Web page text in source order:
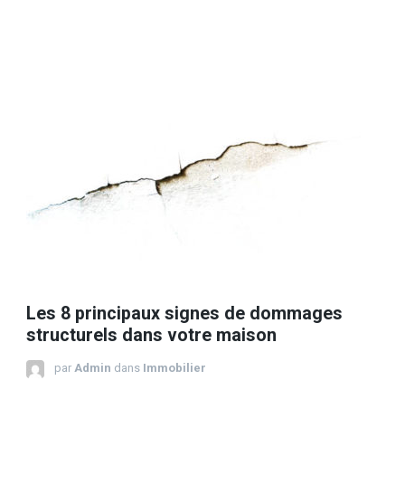
Les 8 principaux signes de dommages
structurels dans votre maison
par Admin dans Immobilier